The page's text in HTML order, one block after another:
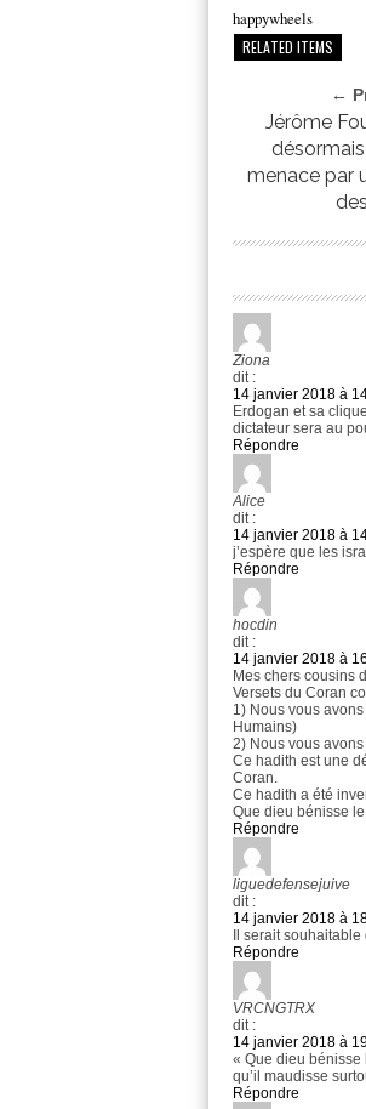
happywheels
RELATED ITEMS
←
Jérôme
menace par
Ziona
dit :
14 janvier 2018 à
Erdogan et sa
dictateur sera au
Répondre
Alice
dit :
14 janvier 2018 à
j’espère que les
Répondre
hocdin
dit :
14 janvier 2018 à
Mes chers cousins
Versets du Coran
1) Nous vous
Humains)
2) Nous vous avons
Ce hadith est une
Coran.
Ce hadith a été
Que dieu bénisse
Répondre
liguedefensejuive
dit :
14 janvier 2018 à
Il serait
Répondre
VRCNGTRX
dit :
14 janvier 2018 à
« Que dieu bénisse
qu’il maudisse
Répondre